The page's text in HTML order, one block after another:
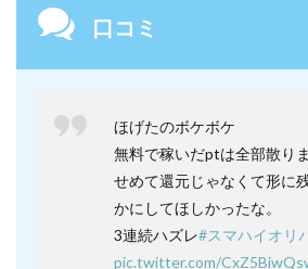
口コミ
ほげたのボケボケ
無料で稼いだptは全部散り
せめて還元じゃなくて形に
かにしてほしかったな。
3連続ハズレ#スマハイオリ
pic.twitter.com/